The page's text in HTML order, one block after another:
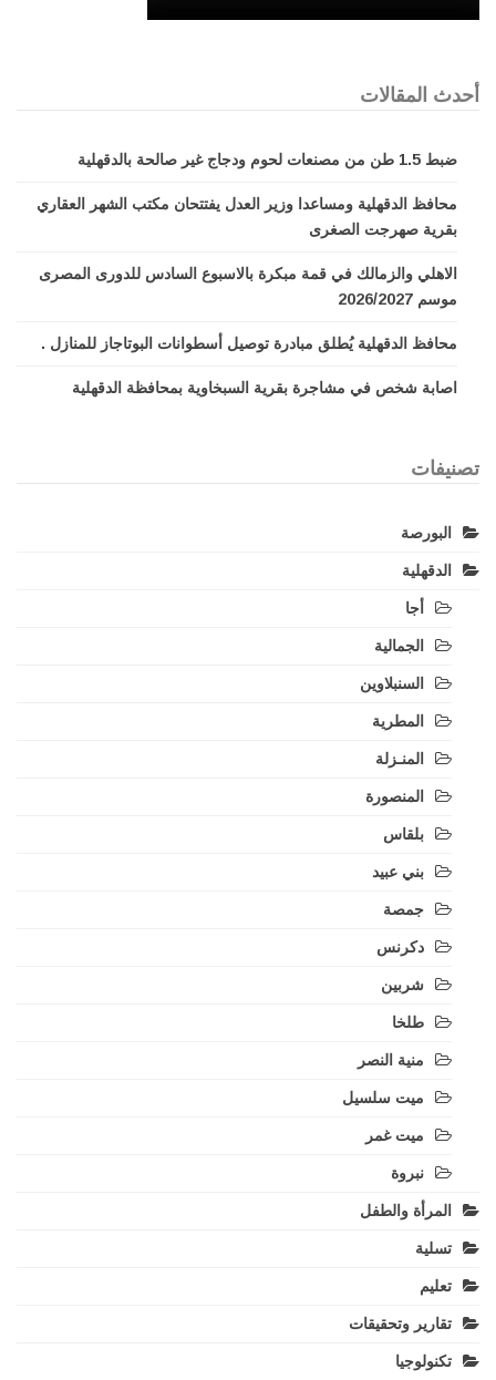
أحدث المقالات
ضبط 1.5 طن من مصنعات لحوم ودجاج غير صالحة بالدقهلية
محافظ الدقهلية ومساعدا وزير العدل يفتتحان مكتب الشهر العقاري
بقرية صهرجت الصغرى
الاهلي والزمالك في قمة مبكرة بالاسبوع السادس للدورى المصرى
موسم 2026/2027
محافظ الدقهلية يُطلق مبادرة توصيل أسطوانات البوتاجاز للمنازل .
اصابة شخص في مشاجرة بقرية السبخاوية بمحافظة الدقهلية
تصنيفات
البورصة
الدقهلية
أجا
الجمالية
السنبلاوين
المطرية
المنـزلة
المنصورة
بلقاس
بني عبيد
جمصة
دكرنس
شربين
طلخا
منية النصر
ميت سلسيل
ميت غمر
نبروة
المرأة والطفل
تسلية
تعليم
تقارير وتحقيقات
تكنولوجيا